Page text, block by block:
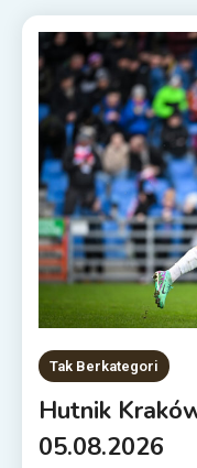
Tak Berkategori
Hutnik
05.08.2026